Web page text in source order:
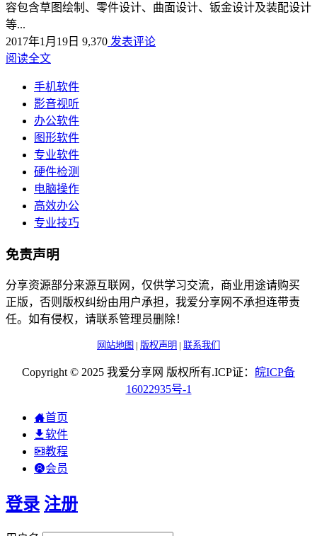
容包含草图绘制、零件设计、曲面设计、钣金设计及装配设计
等...
2017年1月19日 9,370 发表评论
阅读全文
手机软件
影音视听
办公软件
图形软件
专业软件
硬件检测
电脑操作
高效办公
专业技巧
免责声明
分享资源部分来源互联网，仅供学习交流，商业用途请购买
正版，否则版权纠纷由用户承担，我爱分享网不承担连带责
任。如有侵权，请联系管理员删除！
网站地图 | 版权声明 | 联系我们
Copyright © 2025 我爱分享网 版权所有.ICP证： 皖ICP备
16022935号-1
首页
软件
教程
会员
登录 注册